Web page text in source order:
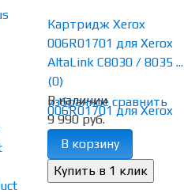
избранное сравнить
Картридж Xerox
006R01701 для Xerox
AltaLink C8030 / 8035 ...
(0)
В наличии
9 990 руб.
В корзину